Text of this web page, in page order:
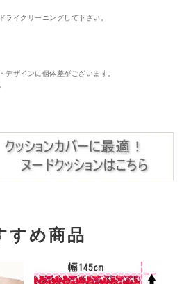
ライクリーニングして下さい。
ザインに個体差がございます。
すめ商品